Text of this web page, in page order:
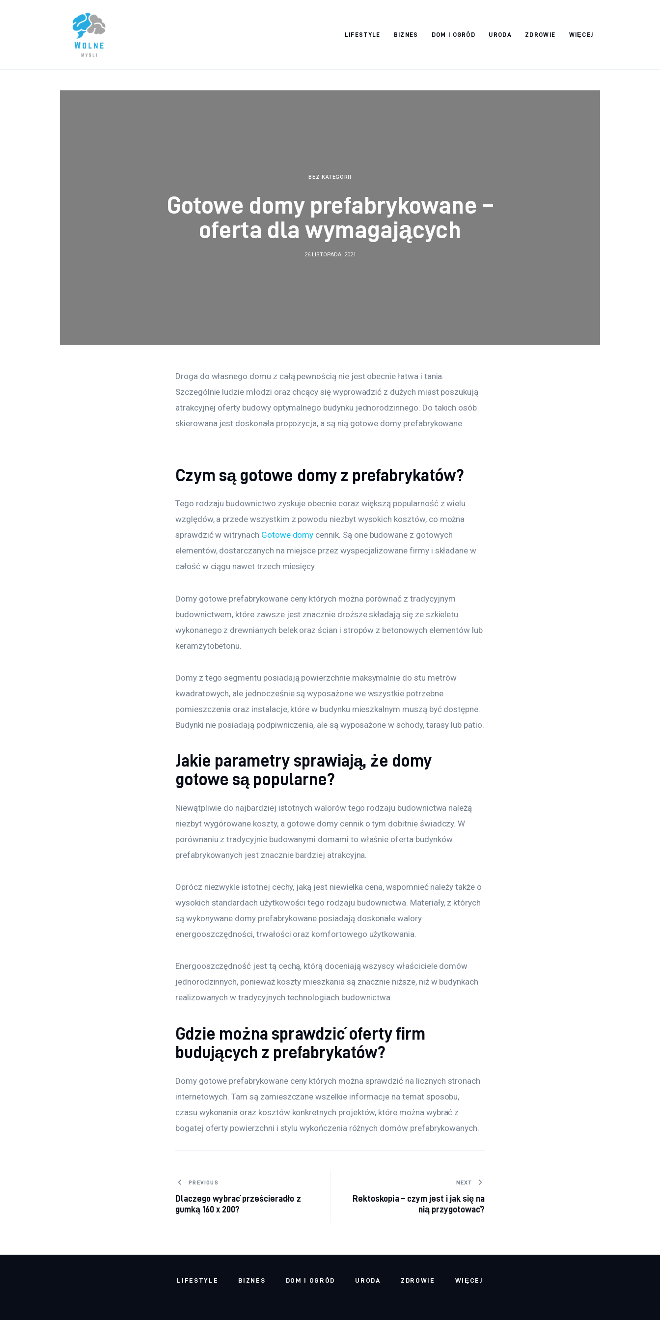
LIFESTYLE BIZNES DOM I OGRÓD URODA ZDROWIE WIĘCEJ
Vacation Dreams
BEZ KATEGORII
Gotowe domy prefabrykowane –
oferta dla wymagających
26 LISTOPADA, 2021
Droga do własnego domu z całą pewnością nie jest obecnie łatwa i tania.
Szczególnie ludzie młodzi oraz chcący się wyprowadzić z dużych miast poszukują
atrakcyjnej oferty budowy optymalnego budynku jednorodzinnego. Do takich osób
skierowana jest doskonała propozycja, a są nią gotowe domy prefabrykowane.
Czym są gotowe domy z prefabrykatów?
Tego rodzaju budownictwo zyskuje obecnie coraz większą popularność z wielu
względów, a przede wszystkim z powodu niezbyt wysokich kosztów, co można
sprawdzić w witrynach Gotowe domy cennik. Są one budowane z gotowych
elementów, dostarczanych na miejsce przez wyspecjalizowane firmy i składane w
całość w ciągu nawet trzech miesięcy.
Domy gotowe prefabrykowane ceny których można porównać z tradycyjnym
budownictwem, które zawsze jest znacznie droższe składają się ze szkieletu
wykonanego z drewnianych belek oraz ścian i stropów z betonowych elementów lub
keramzytobetonu.
Domy z tego segmentu posiadają powierzchnie maksymalnie do stu metrów
kwadratowych, ale jednocześnie są wyposażone we wszystkie potrzebne
pomieszczenia oraz instalacje, które w budynku mieszkalnym muszą być dostępne.
Budynki nie posiadają podpiwniczenia, ale są wyposażone w schody, tarasy lub patio.
Jakie parametry sprawiają, że domy
gotowe są popularne?
Niewątpliwie do najbardziej istotnych walorów tego rodzaju budownictwa należą
niezbyt wygórowane koszty, a gotowe domy cennik o tym dobitnie świadczy. W
porównaniu z tradycyjnie budowanymi domami to właśnie oferta budynków
prefabrykowanych jest znacznie bardziej atrakcyjna.
Oprócz niezwykle istotnej cechy, jaką jest niewielka cena, wspomnieć należy także o
wysokich standardach użytkowości tego rodzaju budownictwa. Materiały, z których
są wykonywane domy prefabrykowane posiadają doskonałe walory
energooszczędności, trwałości oraz komfortowego użytkowania.
Energooszczędność jest tą cechą, którą doceniają wszyscy właściciele domów
jednorodzinnych, ponieważ koszty mieszkania są znacznie niższe, niż w budynkach
realizowanych w tradycyjnych technologiach budownictwa.
Gdzie można sprawdzić oferty firm
budujących z prefabrykatów?
Domy gotowe prefabrykowane ceny których można sprawdzić na licznych stronach
internetowych. Tam są zamieszczane wszelkie informacje na temat sposobu,
czasu wykonania oraz kosztów konkretnych projektów, które można wybrać z
bogatej oferty powierzchni i stylu wykończenia różnych domów prefabrykowanych.
Nawigacja wpisu
PREVIOUS
Dlaczego wybrać prześcieradło z
gumką 160 x 200?
NEXT
Rektoskopia – czym jest i jak się na
nią przygotować?
LIFESTYLE BIZNES DOM I OGRÓD URODA ZDROWIE WIĘCEJ